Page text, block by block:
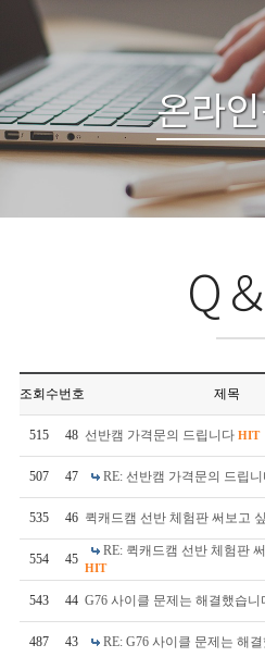
온라
Q
조회수번호 제목
515 48 선반캠 가격문의 드립니다 HIT
507 47 RE: 선반캠 가격문의 드립
535 46 퀵캐드캠 선반 체험판 써보고
554 45
RE: 퀵캐드캠 선반 체험판
HIT
543 44 G76 사이클 문제는 해결했습니
487 43 RE: G76 사이클 문제는 해